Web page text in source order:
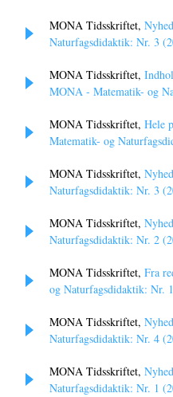
MONA Tidsskriftet,
Naturfagsdidaktik: Nr. 3
MONA Tidsskriftet,
MONA - Matematik- og
MONA Tidsskriftet, Hele
Matematik- og
MONA Tidsskriftet,
Naturfagsdidaktik: Nr. 3
MONA Tidsskriftet,
Naturfagsdidaktik: Nr. 2
MONA Tidsskriftet, Fra
og Naturfagsdidaktik: Nr.
MONA Tidsskriftet,
Naturfagsdidaktik: Nr. 4
MONA Tidsskriftet,
Naturfagsdidaktik: Nr. 1